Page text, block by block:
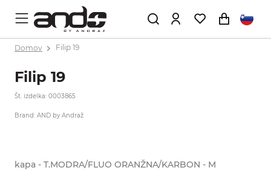
Domov Filip 19
Filip 19
Št. izdelka: 0003865
Brand: AND by Andraž
kapa - T.MODRA/FLUO ORANŽNA/KARBON - M